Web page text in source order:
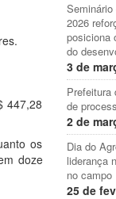
447,28
os
doze
2026
posiciona
do
3 de
Prefeitura
de
2 de
Dia do
liderança
no campo
25 de